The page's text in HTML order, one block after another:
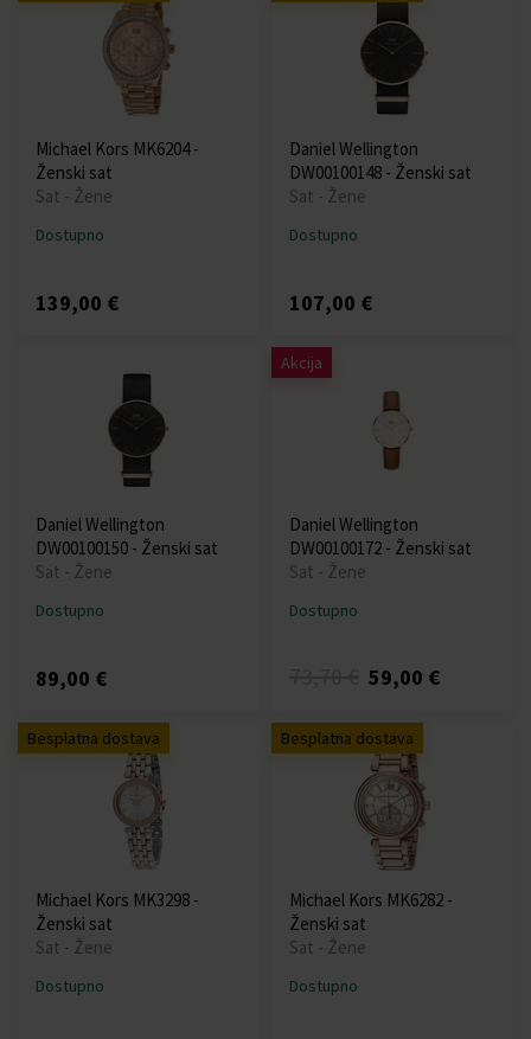
Michael Kors MK6204 -
Ženski sat
Sat - Žene
Dostupno
139,00 €
Daniel Wellington
DW00100148 - Ženski sat
Sat - Žene
Dostupno
107,00 €
Daniel Wellington
DW00100150 - Ženski sat
Sat - Žene
Dostupno
89,00 €
Akcija
Daniel Wellington
DW00100172 - Ženski sat
Sat - Žene
Dostupno
59,00 €
Besplatna dostava
Michael Kors MK3298 -
Ženski sat
Sat - Žene
Dostupno
Besplatna dostava
Michael Kors MK6282 -
Ženski sat
Sat - Žene
Dostupno